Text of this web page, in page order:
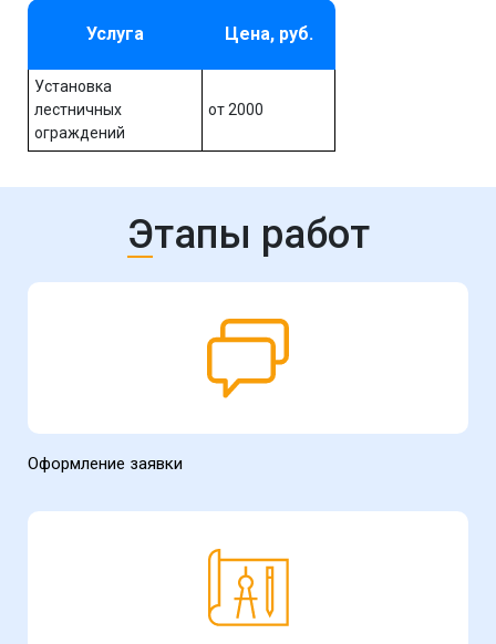
Услуга Цена, руб.
Установка
лестничных
ограждений
от 2000
Этапы работ
Оформление заявки